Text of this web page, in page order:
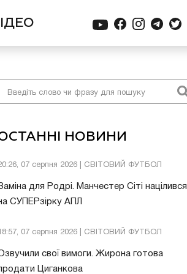
НОВИНИ
07 серпня 2026 | СВІТОВИЙ ФУТБОЛ
для Родрі. Манчестер Сіті націлився
СУПЕРзірку АПЛ
07 серпня 2026 | СВІТОВИЙ ФУТБОЛ
свої вимоги. Жирона готова
Циганкова